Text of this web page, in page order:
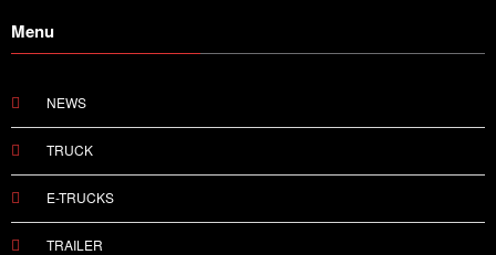
TRUCK
E-TRUCKS
TRAILER